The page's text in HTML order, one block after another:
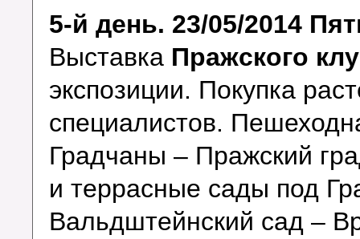
5-й день. 23/05/2014
Выставка Пражского
экспозиции. Покупка
специалистов.
Градчаны – Пражский
и террасные сады под
Вальдштейнский сад –